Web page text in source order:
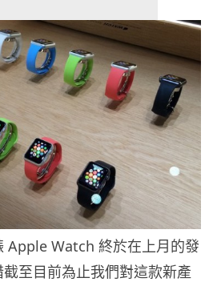
Apple Watch 終於在上月的發
至目前為止我們對這款新產